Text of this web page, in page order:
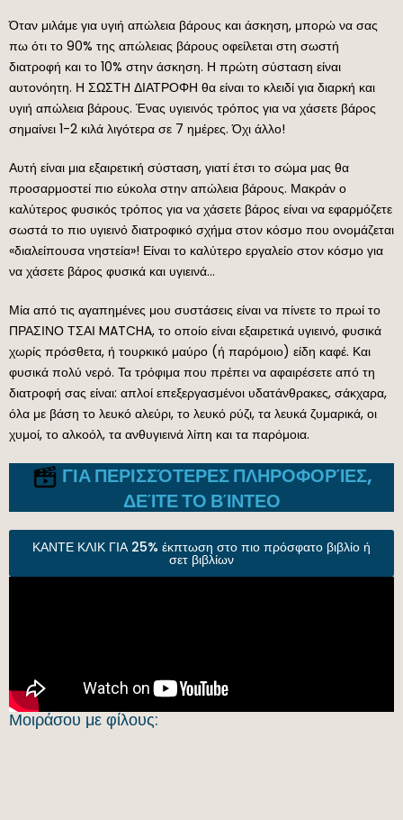
Όταν μιλάμε για υγιή απώλεια βάρους και άσκηση, μπορώ να σας
πω ότι το 90% της απώλειας βάρους οφείλεται στη σωστή
διατροφή και το 10% στην άσκηση. Η πρώτη σύσταση είναι
αυτονόητη. Η ΣΩΣΤΗ ΔΙΑΤΡΟΦΗ θα είναι το κλειδί για διαρκή και
υγιή απώλεια βάρους. Ένας υγιεινός τρόπος για να χάσετε βάρος
σημαίνει 1-2 κιλά λιγότερα σε 7 ημέρες. Όχι άλλο!
Αυτή είναι μια εξαιρετική σύσταση, γιατί έτσι το σώμα μας θα
προσαρμοστεί πιο εύκολα στην απώλεια βάρους. Μακράν ο
καλύτερος φυσικός τρόπος για να χάσετε βάρος είναι να εφαρμόζετε
σωστά το πιο υγιεινό διατροφικό σχήμα στον κόσμο που ονομάζεται
«διαλείπουσα νηστεία»! Είναι το καλύτερο εργαλείο στον κόσμο για
να χάσετε βάρος φυσικά και υγιεινά…
Μία από τις αγαπημένες μου συστάσεις είναι να πίνετε το πρωί το
ΠΡΑΣΙΝΟ ΤΣΑΙ MATCHA, το οποίο είναι εξαιρετικά υγιεινό, φυσικά
χωρίς πρόσθετα, ή τουρκικό μαύρο (ή παρόμοιο) είδη καφέ. Και
φυσικά πολύ νερό. Τα τρόφιμα που πρέπει να αφαιρέσετε από τη
διατροφή σας είναι: απλοί επεξεργασμένοι υδατάνθρακες, σάκχαρα,
όλα με βάση το λευκό αλεύρι, το λευκό ρύζι, τα λευκά ζυμαρικά, οι
χυμοί, το αλκοόλ, τα ανθυγιεινά λίπη και τα παρόμοια.
ΓΙΑ ΠΕΡΙΣΣΌΤΕΡΕΣ ΠΛΗΡΟΦΟΡΊΕΣ,
ΔΕΊΤΕ ΤΟ ΒΊΝΤΕΟ
ΚΑΝΤΕ ΚΛΙΚ ΓΙΑ 25% έκπτωση στο πιο πρόσφατο βιβλίο ή
σετ βιβλίων
Μοιράσου με φίλους: